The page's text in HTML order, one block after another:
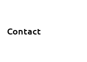
Contact